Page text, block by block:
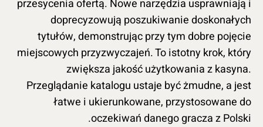
przesycenia ofertą. Nowe narzędzia usprawniają i
doprecyzowują poszukiwanie doskonałych
tytułów, demonstrując przy tym dobre pojęcie
miejscowych przyzwyczajeń. To istotny krok, który
zwiększa jakość użytkowania z kasyna.
Przeglądanie katalogu ustaje być żmudne, a jest
łatwe i ukierunkowane, przystosowane do
oczekiwań danego gracza z Polski.